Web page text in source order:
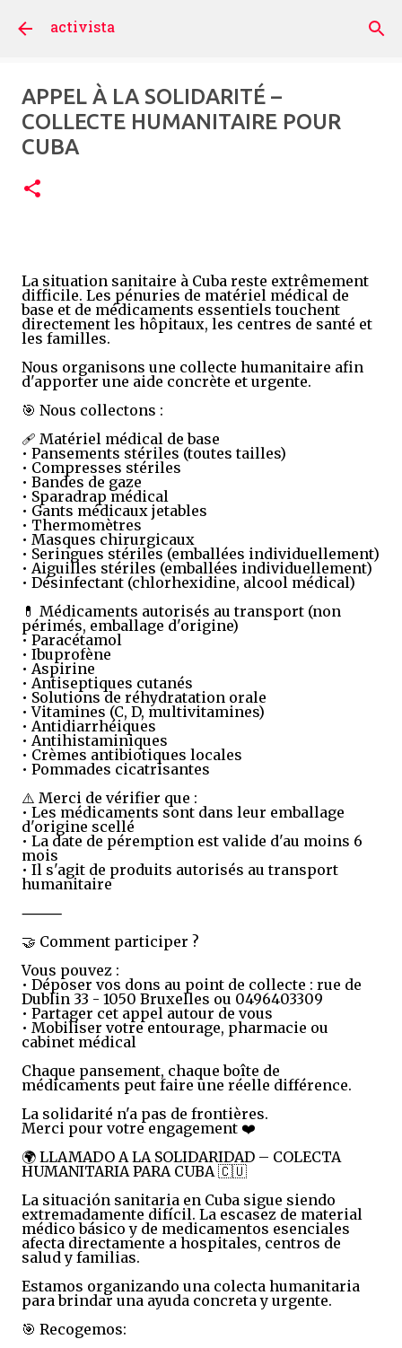
Accéder au contenu principal
activista
APPEL À LA SOLIDARITÉ –
COLLECTE HUMANITAIRE POUR
CUBA
La situation sanitaire à Cuba reste extrêmement
difficile. Les pénuries de matériel médical de
base et de médicaments essentiels touchent
directement les hôpitaux, les centres de santé et
les familles.
Nous organisons une collecte humanitaire afin
d'apporter une aide concrète et urgente.
🎯 Nous collectons :
🩹 Matériel médical de base
• Pansements stériles (toutes tailles)
• Compresses stériles
• Bandes de gaze
• Sparadrap médical
• Gants médicaux jetables
• Thermomètres
• Masques chirurgicaux
• Seringues stériles (emballées individuellement)
• Aiguilles stériles (emballées individuellement)
• Désinfectant (chlorhexidine, alcool médical)
💊 Médicaments autorisés au transport (non
périmés, emballage d'origine)
• Paracétamol
• Ibuprofène
• Aspirine
• Antiseptiques cutanés
• Solutions de réhydratation orale
• Vitamines (C, D, multivitamines)
• Antidiarrhéiques
• Antihistaminiques
• Crèmes antibiotiques locales
• Pommades cicatrisantes
⚠️ Merci de vérifier que :
• Les médicaments sont dans leur emballage
d'origine scellé
• La date de péremption est valide d'au moins 6
mois
• Il s'agit de produits autorisés au transport
humanitaire
⸻
🤝 Comment participer ?
Vous pouvez :
• Déposer vos dons au point de collecte : rue de
Dublin 33 - 1050 Bruxelles ou 0496403309
• Partager cet appel autour de vous
• Mobiliser votre entourage, pharmacie ou
cabinet médical
Chaque pansement, chaque boîte de
médicaments peut faire une réelle différence.
La solidarité n'a pas de frontières.
Merci pour votre engagement ❤️
🌍 LLAMADO A LA SOLIDARIDAD – COLECTA
HUMANITARIA PARA CUBA 🇨🇺
La situación sanitaria en Cuba sigue siendo
extremadamente difícil. La escasez de material
médico básico y de medicamentos esenciales
afecta directamente a hospitales, centros de
salud y familias.
Estamos organizando una colecta humanitaria
para brindar una ayuda concreta y urgente.
🎯 Recogemos: